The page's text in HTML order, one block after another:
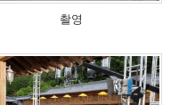
촬영